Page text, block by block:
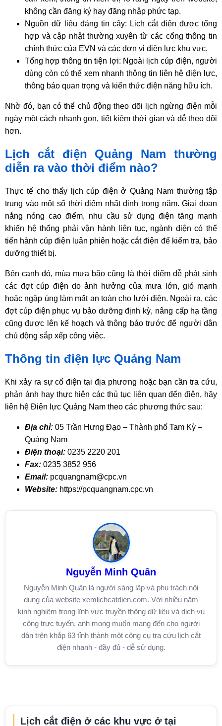
không cần đăng ký hay đăng nhập phức tạp.
Nguồn dữ liệu đáng tin cậy: Lịch cắt điện được tổng
hợp và cập nhật thường xuyên từ các cổng thông tin
chính thức của EVN và các đơn vị điện lực khu vực.
Tổng hợp thông tin tiện lợi: Ngoài lịch cúp điện, người
dùng còn có thể xem nhanh thông tin liên hệ điện lực,
thông báo quan trọng và kiến thức điện năng hữu ích.
Nhờ đó, bạn có thể chủ động theo dõi lịch ngừng điện mỗi
ngày một cách nhanh gọn, tiết kiệm thời gian và dễ theo dõi
hơn.
Lịch cắt điện Quảng Nam thường
diễn ra vào thời điểm nào?
Thực tế cho thấy lịch cúp điện ở Quảng Nam thường tập
trung vào một số thời điểm nhất định trong năm. Giai đoạn
nắng nóng cao điểm, nhu cầu sử dụng điện tăng mạnh
khiến hệ thống phải vận hành liên tục, ngành điện có thể
tiến hành cúp điện luân phiên hoặc cắt điện để kiểm tra, bảo
dưỡng thiết bị.
Bên cạnh đó, mùa mưa bão cũng là thời điểm dễ phát sinh
các đợt cúp điện do ảnh hưởng của mưa lớn, gió mạnh
hoặc ngập úng làm mất an toàn cho lưới điện. Ngoài ra, các
đợt cúp điện phục vụ bảo dưỡng định kỳ, nâng cấp hạ tầng
cũng được lên kế hoạch và thông báo trước để người dân
chủ động sắp xếp công việc.
Thông tin điện lực Quảng Nam
Khi xảy ra sự cố điện tại địa phương hoặc bạn cần tra cứu,
phản ánh hay thực hiện các thủ tục liên quan đến điện, hãy
liên hệ Điện lực Quảng Nam theo các phương thức sau:
Địa chỉ: 05 Trần Hưng Đạo – Thành phố Tam Kỳ –
Quảng Nam
Điện thoại: 0235 2220 201
Fax: 0235 3852 956
Email: pcquangnam@cpc.vn
Website: https://pcquangnam.cpc.vn
Nguyễn Minh Quân
Nguyễn Minh Quân là người sáng lập và phụ trách nội
dung của website xemlichcatdien.com. Với nhiều năm
kinh nghiệm trong lĩnh vực truyền thông dữ liệu và dịch vụ
công trực tuyến, anh mong muốn mang đến cho người
dân trên khắp 63 tỉnh thành một công cụ tra cứu lịch cắt
điện nhanh - đầy đủ - dễ sử dụng.
Lịch cắt điện ở các khu vực ở tại